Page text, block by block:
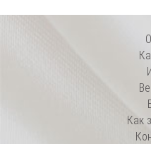
Как